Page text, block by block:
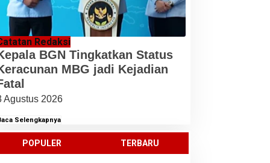
Redaksi
BGN Tingkatkan Status
MBG jadi Kejadian
Agustus 2026
Selengkapnya
POPULER TERBARU